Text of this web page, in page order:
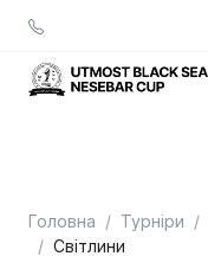
Головна Турніри
Світлини